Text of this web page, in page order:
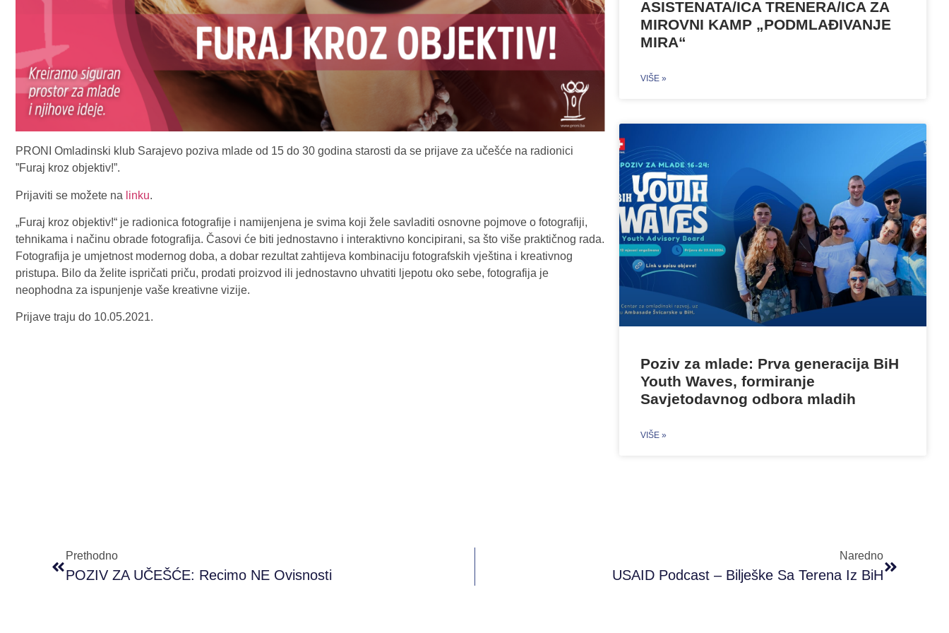
PRONI Omladinski klub Sarajevo poziva mlade od 15 do 30 godina starosti da se prijave za učešće na radionici
”Furaj kroz objektiv!”.
Prijaviti se možete na linku.
„Furaj kroz objektiv!“ je radionica fotografije i namijenjena je svima koji žele savladiti osnovne pojmove o fotografiji,
tehnikama i načinu obrade fotografija. Časovi će biti jednostavno i interaktivno koncipirani, sa što više praktičnog rada.
Fotografija je umjetnost modernog doba, a dobar rezultat zahtijeva kombinaciju fotografskih vještina i kreativnog
pristupa. Bilo da želite ispričati priču, prodati proizvod ili jednostavno uhvatiti ljepotu oko sebe, fotografija je
neophodna za ispunjenje vaše kreativne vizije.
Prijave traju do 10.05.2021.
ASISTENATA/ICA TRENERA/ICA ZA
MIROVNI KAMP „PODMLAĐIVANJE
MIRA“
VIŠE »
Poziv za mlade: Prva generacija BiH
Youth Waves, formiranje
Savjetodavnog odbora mladih
VIŠE »
Prethodno
POZIV ZA UČEŠĆE: Recimo NE Ovisnosti
Naredno
USAID Podcast – Bilješke Sa Terena Iz BiH